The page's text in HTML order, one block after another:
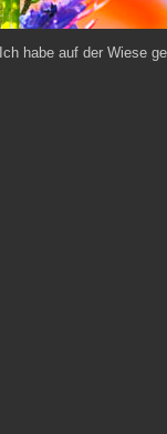
habe auf der Wiese